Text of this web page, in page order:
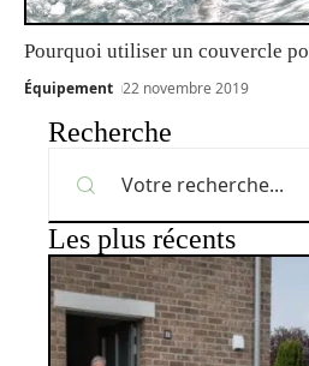
Pourquoi utiliser un couvercle
Équipement 22 novembre 2019
Recherche
Les plus récents